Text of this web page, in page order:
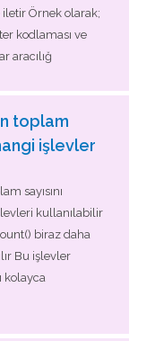
Örnek olarak;
kodlaması ve
aracılığ
toplam
işlevler
sayısını
kullanılabilir
biraz daha
Bu işlevler
kolayca